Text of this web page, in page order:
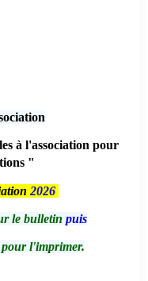
à l'association pour
"
2026
le bulletin puis
pour l'imprimer.